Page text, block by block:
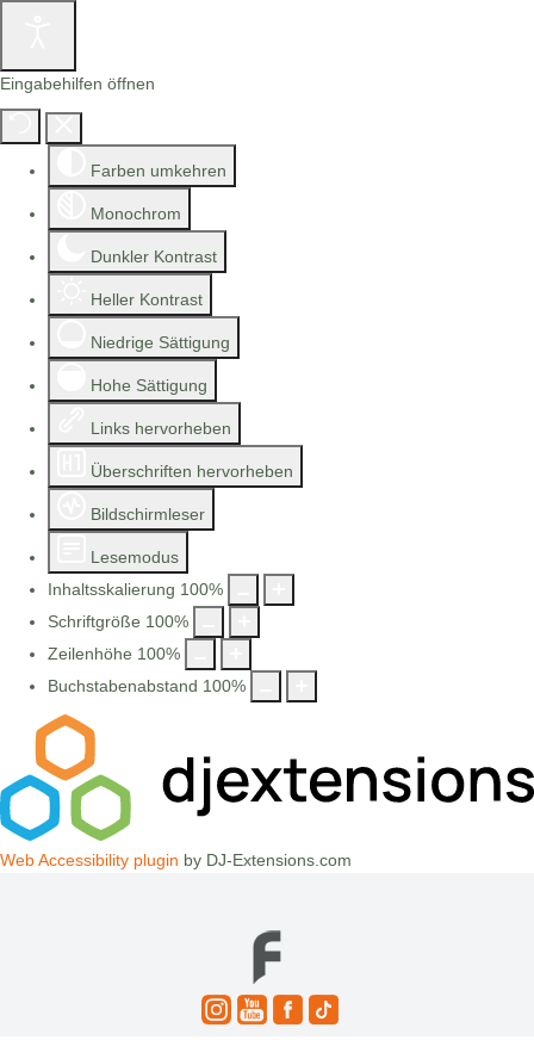
Eingabehilfen öffnen
Farben umkehren
Monochrom
Dunkler Kontrast
Heller Kontrast
Niedrige Sättigung
Hohe Sättigung
Links hervorheben
Überschriften hervorheben
Bildschirmleser
Lesemodus
Inhaltsskalierung 100%
Schriftgröße 100%
Zeilenhöhe 100%
Buchstabenabstand 100%
Web Accessibility plugin by DJ-Extensions.com